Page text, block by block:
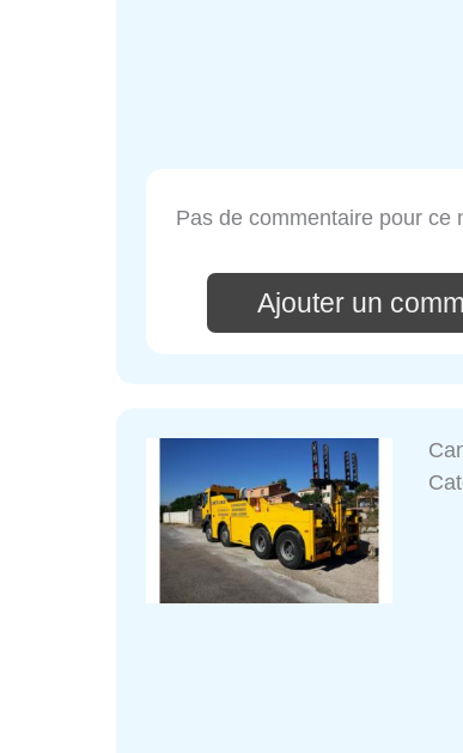
Pas de commentaire pour ce
Ajouter un